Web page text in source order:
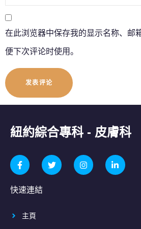
在此浏览器中保存我的显示名称、邮
便下次评论时使用。
紐約綜合專科 - 皮膚科
快速連結
主頁